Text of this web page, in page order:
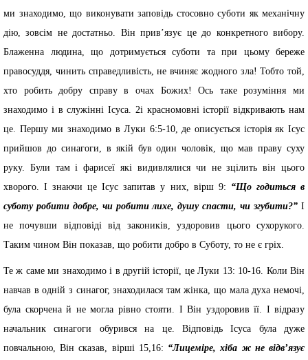
ми знаходимо, що виконувати заповідь стосовно суботи як механічну
дію, зовсім не достатньо. Він прив’язує це до конкретного вибору.
Блаженна людина, що дотримується суботи та при цьому береже
правосуддя, чинить справедливість, не вчиняє жодного зла! Тобто той,
хто робить добру справу в очах Божих! Ось таке розуміння ми
знаходимо і в служінні Ісуса. 2і красномовні історії відкривають нам
це. Першу ми знаходимо в Луки 6:5-10, де описується історія як Ісус
прийшов до синагоги, в якій був один чоловік, що мав праву суху
руку. Були там і фарисеї які видивлялися чи не зцілить він цього
хворого. І знаючи це Ісус запитав у них, вірш 9: “Що годиться в
суботу робити добре, чи робити лихе, душу спасти, чи згубити?” І
не почувши відповіді від закоників, уздоровив цього сухорукого.
Таким чином Він показав, що робити добро в Суботу, то не є гріх.
Те ж саме ми знаходимо і в другій історії, це Луки 13: 10-16. Коли Він
навчав в одній з синагог, знаходилася там жінка, що мала духа немочі,
була скорчена й не могла рівно стояти. І Він уздоровив її. І відразу
начальник синагоги обурився на це. Відповідь Ісуса була дуже
повчальною, Він сказав, вірші 15,16: “Лицеміре, хіба ж не відв’язує